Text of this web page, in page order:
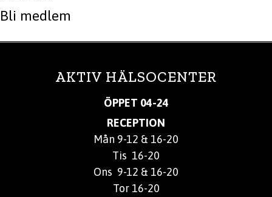
Bli medlem
AKTIV HÄLSOCENTER
ÖPPET 04-24
RECEPTION
Mån 9-12 & 16-20
Tis 16-20
Ons 9-12 & 16-20
Tor 16-20